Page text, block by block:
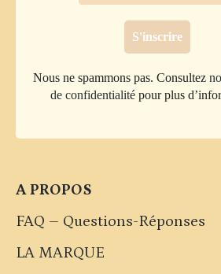
Nous ne spammons pas. Consultez
de confidentialité pour plus
A PROPOS
FAQ – Questions-Réponses
LA MARQUE